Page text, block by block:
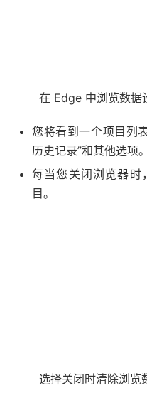
在 Edge 中浏览数据
您将看到一个项目列
历史记录”和其他选项。
每当您关闭浏览器时
目。
选择关闭时清除浏览